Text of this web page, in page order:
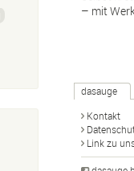
– mit
dasauge
Kontakt
Link zu